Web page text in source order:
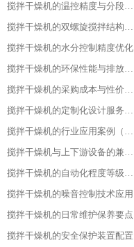
搅拌干燥机的温控精度与分段控温技术
搅拌干燥机的双螺旋搅拌结构设计原理
搅拌干燥机的水分控制精度优化​
搅拌干燥机的环保性能与排放标准​
搅拌干燥机的采购成本与性价比评估​
搅拌干燥机的定制化设计服务范围​
搅拌干燥机的行业应用案例（食品行业）
搅拌干燥机与上下游设备的兼容适配​
搅拌干燥机的自动化程度等级划分​
搅拌干燥机的噪音控制技术应用​
搅拌干燥机的日常维护保养要点​
搅拌干燥机的安全保护装置配置​